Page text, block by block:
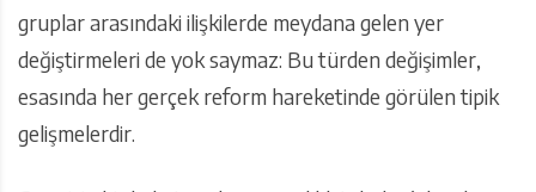
gruplar arasındaki ilişkilerde meydana gelen yer
değiştirmeleri de yok saymaz: Bu türden değişimler,
esasında her gerçek reform hareketinde görülen tipik
gelişmelerdir.